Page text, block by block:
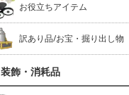
お役立ちアイテム
訳あり品/お宝・掘り出し物
装飾・消耗品